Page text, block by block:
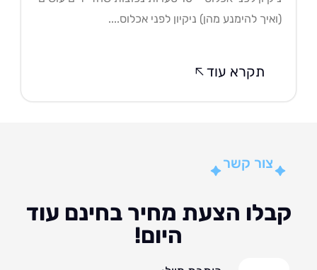
להימנע מהן) ניקיון לפני אכלוס....
תקרא עוד
צור קשר
הצעת מחיר בחינם עוד
היום!